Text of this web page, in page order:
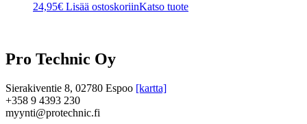
24,95€ Lisää ostoskoriinKatso tuote
Pro Technic Oy
Sierakiventie 8, 02780 Espoo [kartta]
+358 9 4393 230
myynti@protechnic.fi